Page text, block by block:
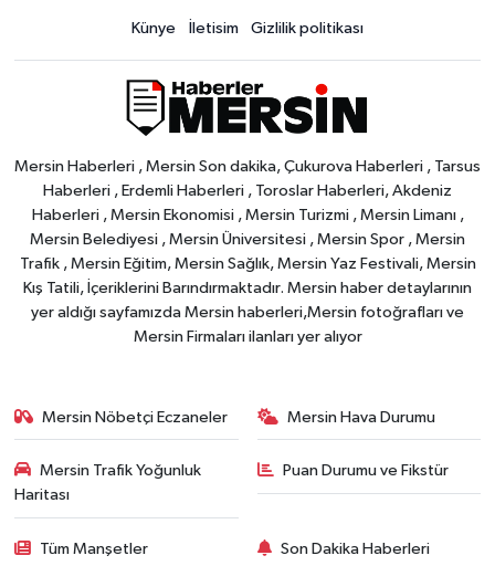
Künye İletisim Gizlilik politikası
Mersin Haberleri , Mersin Son dakika, Çukurova Haberleri , Tarsus
Haberleri , Erdemli Haberleri , Toroslar Haberleri, Akdeniz
Haberleri , Mersin Ekonomisi , Mersin Turizmi , Mersin Limanı ,
Mersin Belediyesi , Mersin Üniversitesi , Mersin Spor , Mersin
Trafik , Mersin Eğitim, Mersin Sağlık, Mersin Yaz Festivali, Mersin
Kış Tatili, İçeriklerini Barındırmaktadır. Mersin haber detaylarının
yer aldığı sayfamızda Mersin haberleri,Mersin fotoğrafları ve
Mersin Firmaları ilanları yer alıyor
Mersin Nöbetçi Eczaneler Mersin Hava Durumu
Mersin Trafik Yoğunluk
Haritası
Puan Durumu ve Fikstür
Tüm Manşetler Son Dakika Haberleri